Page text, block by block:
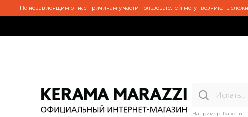
По независящим от нас причинам у части пользователей могут возникать
Например: Раковина